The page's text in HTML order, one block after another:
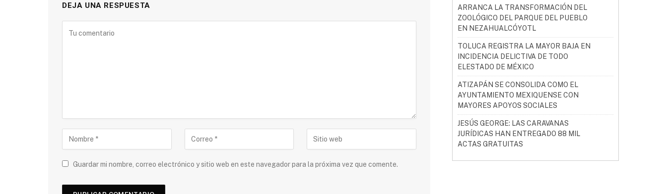
DEJA UNA RESPUESTA
Guardar mi nombre, correo electrónico y sitio web en este navegador para la próxima vez que comente.
ARRANCA LA TRANSFORMACIÓN DEL
ZOOLÓGICO DEL PARQUE DEL PUEBLO
EN NEZAHUALCÓYOTL
TOLUCA REGISTRA LA MAYOR BAJA EN
INCIDENCIA DELICTIVA DE TODO
ELESTADO DE MÉXICO
ATIZAPÁN SE CONSOLIDA COMO EL
AYUNTAMIENTO MEXIQUENSE CON
MAYORES APOYOS SOCIALES
JESÚS GEORGE: LAS CARAVANAS
JURÍDICAS HAN ENTREGADO 88 MIL
ACTAS GRATUITAS